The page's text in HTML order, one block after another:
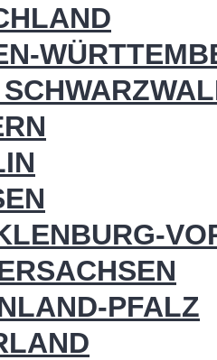
PFALZ